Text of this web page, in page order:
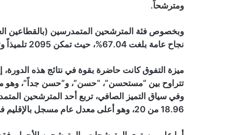
ومترشحاً.
وبخصوص فئة المترشحين المتمدرسين (بالقطاعين
نجاح عامة بلغت 67.04%، حيث تمكن 2095 تلميذاً وتلميذة من نيل شهادة البكالوريا بنجاح.
وفي سياق التميز الصافي، تربع أحد المترشحين
18.96 من 20، وهو أعلى معدل عام مسجل بالإقليم في جميع الشعب والمسالك.